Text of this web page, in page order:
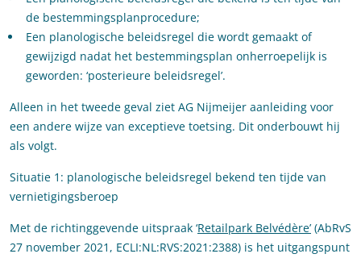
de bestemmingsplanprocedure;
Een planologische beleidsregel die wordt gemaakt of
gewijzigd nadat het bestemmingsplan onherroepelijk is
geworden: ‘posterieure beleidsregel’.
Alleen in het tweede geval ziet AG Nijmeijer aanleiding voor
een andere wijze van exceptieve toetsing. Dit onderbouwt hij
als volgt.
Situatie 1: planologische beleidsregel bekend ten tijde van
vernietigingsberoep
Met de richtinggevende uitspraak ‘Retailpark Belvédère’ (AbRvS
27 november 2021, ECLI:NL:RVS:2021:2388) is het uitgangspunt